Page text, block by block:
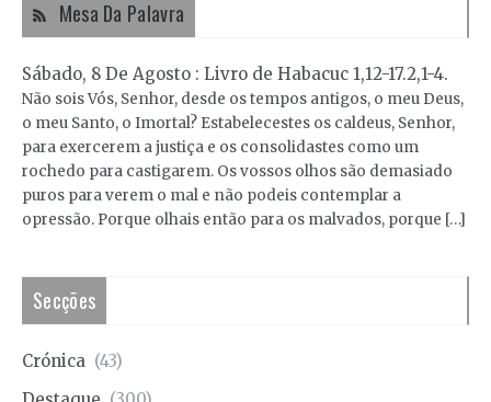
Mesa Da Palavra
Sábado, 8 De Agosto : Livro de Habacuc 1,12-17.2,1-4.
Não sois Vós, Senhor, desde os tempos antigos, o meu Deus,
o meu Santo, o Imortal? Estabelecestes os caldeus, Senhor,
para exercerem a justiça e os consolidastes como um
rochedo para castigarem. Os vossos olhos são demasiado
puros para verem o mal e não podeis contemplar a
opressão. Porque olhais então para os malvados, porque […]
Secções
Crónica (43)